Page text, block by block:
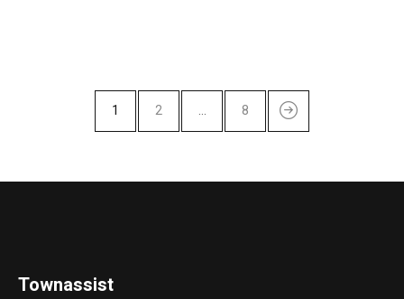
1 2 … 8
Townassist